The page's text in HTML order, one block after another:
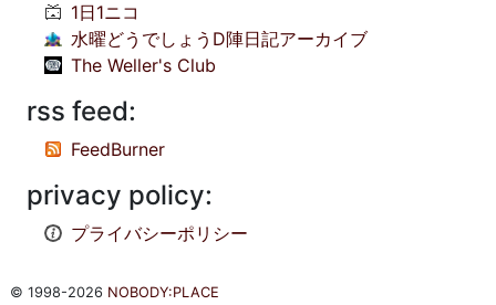
1日1ニコ
水曜どうでしょうD陣日記アーカイブ
The Weller's Club
rss feed:
FeedBurner
privacy policy:
プライバシーポリシー
© 1998-2026 NOBODY:PLACE